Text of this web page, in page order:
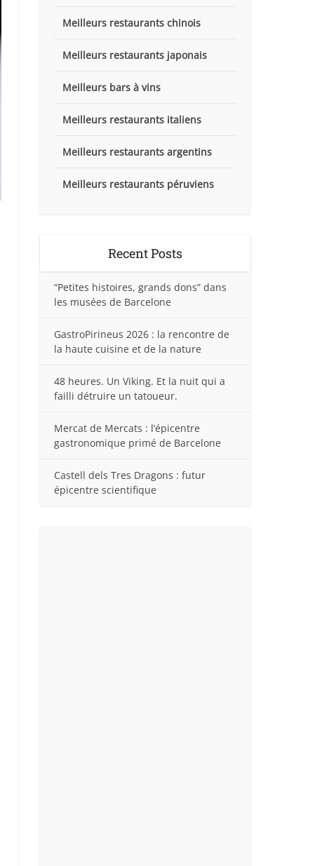
Meilleurs restaurants chinois
Meilleurs restaurants japonais
Meilleurs bars à vins
Meilleurs restaurants italiens
Meilleurs restaurants argentins
Meilleurs restaurants péruviens
Recent Posts
“Petites histoires, grands dons” dans
les musées de Barcelone
GastroPirineus 2026 : la rencontre de
la haute cuisine et de la nature
48 heures. Un Viking. Et la nuit qui a
failli détruire un tatoueur.
Mercat de Mercats : l’épicentre
gastronomique primé de Barcelone
Castell dels Tres Dragons : futur
épicentre scientifique